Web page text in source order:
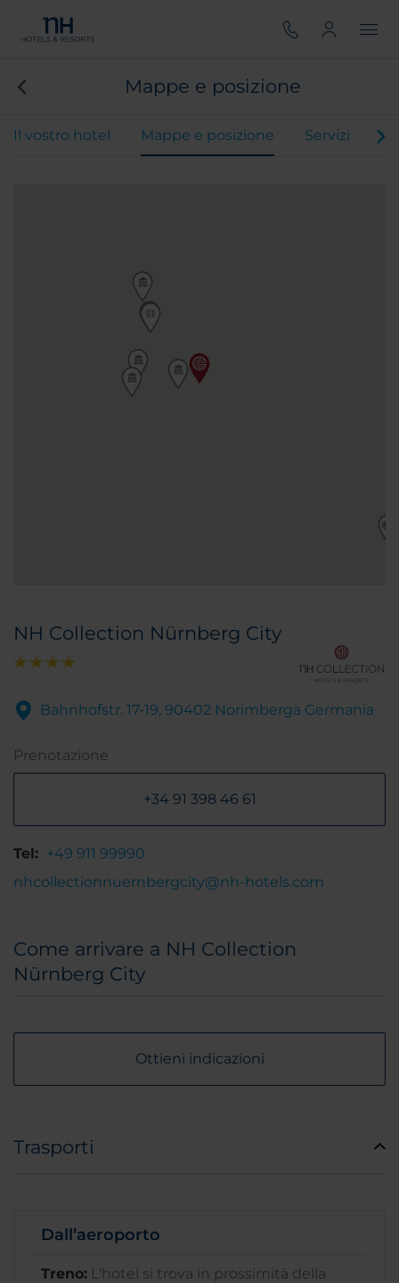
Mappe e posizione
Il vostro hotel Mappe e posizione Servizi
NH Collection Nürnberg City
Bahnhofstr. 17-19, 90402 Norimberga Germania
Prenotazione
+34 91 398 46 61
Tel: +49 911 99990
nhcollectionnuernbergcity@nh-hotels.com
Come arrivare a NH Collection
Nürnberg City
Ottieni indicazioni
Trasporti
Dall’aeroporto
Treno: L'hotel si trova in prossimità della